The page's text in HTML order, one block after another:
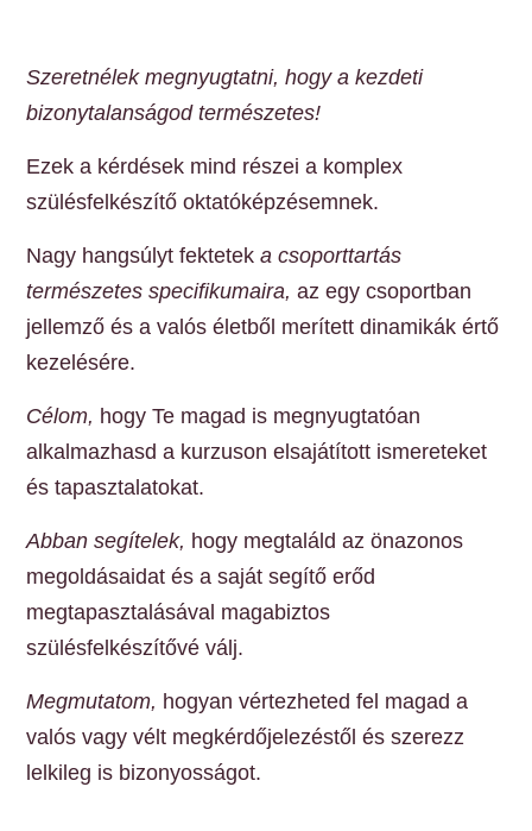
Szeretnélek megnyugtatni, hogy a kezdeti
bizonytalanságod természetes!
Ezek a kérdések mind részei a komplex
szülésfelkészítő oktatóképzésemnek.
Nagy hangsúlyt fekteteka csoporttartás
természetes specifikumaira, az egy csoportban
jellemző és a valós életből merített dinamikák értő
kezelésére.
Célom, hogy Te magad is megnyugtatóan
alkalmazhasd a kurzuson elsajátított ismereteket
és tapasztalatokat.
Abban segítelek, hogy megtaláld az önazonos
megoldásaidat és a saját segítő erőd
megtapasztalásával magabiztos
szülésfelkészítővé válj.
Megmutatom, hogyan vértezheted fel magad a
valós vagy vélt megkérdőjelezéstől és szerezz
lelkileg is bizonyosságot.